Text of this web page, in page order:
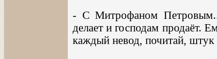
- С Митрофаном
делает и господам продаёт.
каждый невод, почитай, штук